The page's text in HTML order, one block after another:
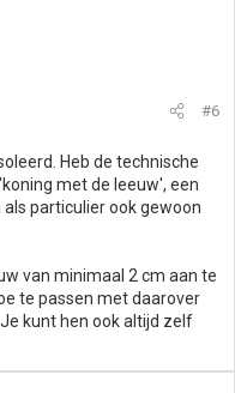
#6
Heb de technische
met de leeuw', een
particulier ook gewoon
van minimaal 2 cm aan te
te passen met daarover
kunt hen ook altijd zelf